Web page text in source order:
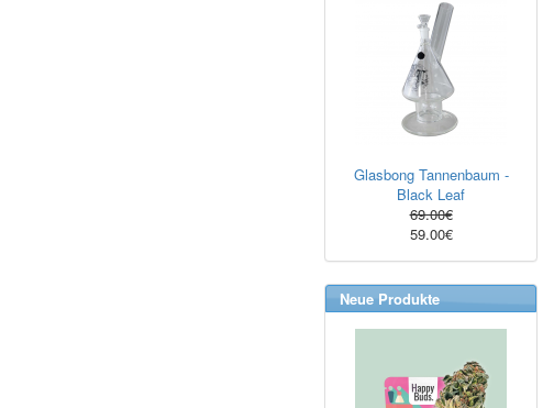
Glasbong Tannenbaum -
Black Leaf
69.00€
59.00€
Neue Produkte